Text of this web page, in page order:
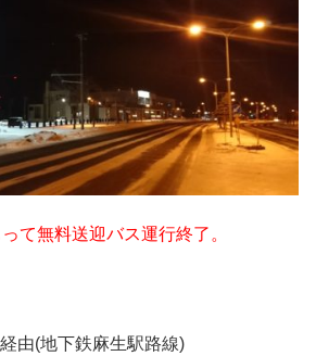
て無料送迎バス運行終了。
由(地下鉄麻生駅路線)